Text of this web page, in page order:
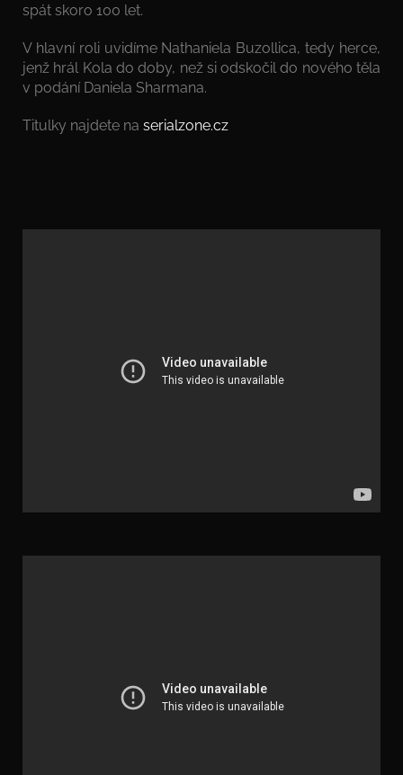
spát skoro 100 let.
V hlavní roli uvidíme Nathaniela Buzollica, tedy herce,
jenž hrál Kola do doby, než si odskočil do nového těla
v podání Daniela Sharmana.
Titulky najdete na serialzone.cz